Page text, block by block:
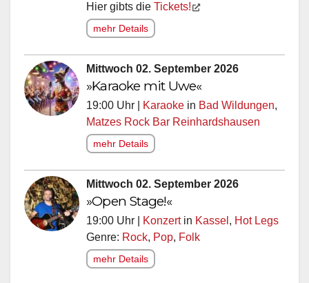
Hier gibts die Tickets!
mehr Details
Mittwoch 02. September 2026
»Karaoke mit Uwe«
19:00 Uhr | Karaoke in Bad Wildungen,
Matzes Rock Bar Reinhardshausen
mehr Details
Mittwoch 02. September 2026
»Open Stage!«
19:00 Uhr | Konzertin Kassel, Hot Legs
Genre: Rock, Pop, Folk
mehr Details